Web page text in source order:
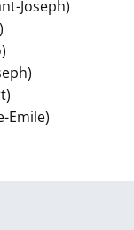
Joseph)
Emile)